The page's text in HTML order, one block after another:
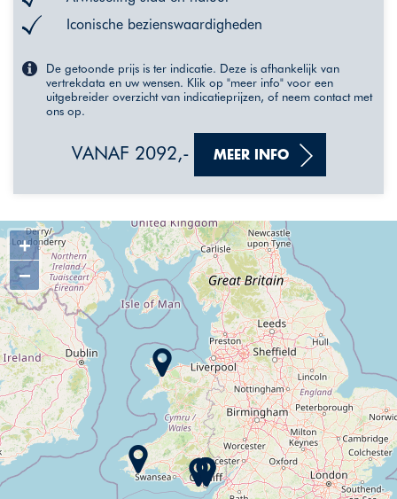
Iconische bezienswaardigheden
De getoonde prijs is ter indicatie. Deze is afhankelijk van
vertrekdata en uw wensen. Klik op "meer info" voor een
uitgebreider overzicht van indicatieprijzen, of neem contact met
ons op.
VANAF 2092,- MEER INFO
+
−